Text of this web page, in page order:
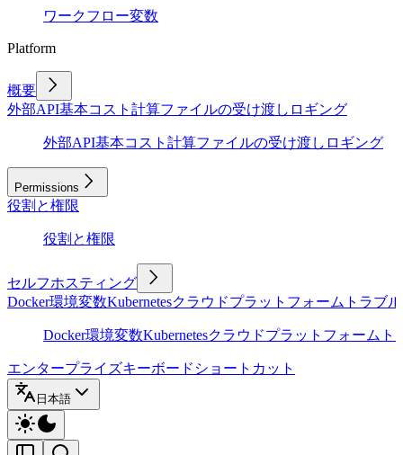
ワークフロー変数
Platform
概要
外部API基本コスト計算ファイルの受け渡し ロギング
外部API基本コスト計算ファイルの受け渡し ロギング
Permissions
役割と権限
役割と権限
セルフホスティング
Docker環境変数Kubernetesクラウドプラットフォーム トラブ
Docker環境変数Kubernetesクラウドプラットフォーム ト
エンタープライズキーボードショートカット
日本語